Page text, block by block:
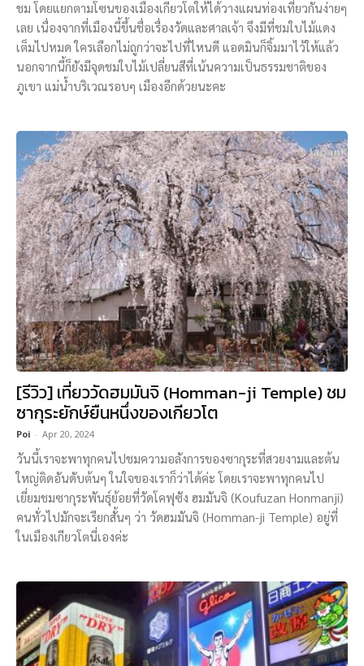
ชม โดยแยกตามโซนของเมืองเกียวโตให้ได้วางแผนท่องเที่ยวกันง่ายๆ
เลย เนื่องจากที่เมืองนี้ขึ้นชื่อเรื่องวัดและศาลเจ้า จึงมีที่ชมใบไม้แดง
เต็มไปหมด ใครเลือกไม่ถูกว่าจะไปที่ไหนดี แอดมินก็จิ้มมาไว้ให้แล้ว
นอกจากนี้ก็ยังมีจุดชมใบไม้เปลี่ยนสีที่เน้นความเป็นธรรมชาติของ
ภูเขา แม่น้ำบริเวณรอบๆ เมืองอีกด้วยนะคะ
[รีวิว] เที่ยววัดฮมมันจิ (Homman-ji Temple) ชม
ซากุระยักษ์ยืนหนึ่งของเกียวโต
Poi - Apr 20, 2024
วันนี้เราจะพาทุกคนไปชมความอลังการของซากุระที่สวยงามและต้น
ใหญ่ติดอันดับต้นๆ ในใจของเราก็ว่าได้ค่ะ โดยเราจะพาทุกคนไป
เยี่ยมชมซากุระพันธุ์ย้อยที่วัดโคฟุซัง ฮมมันจิ (Koufuzan Honmanji)
คนทั่วไปมักจะเรียกสั้นๆ ว่า วัดฮมมันจิ (Homman-ji Temple) อยู่ที่
ในเมืองเกียวโตนี่เองค่ะ